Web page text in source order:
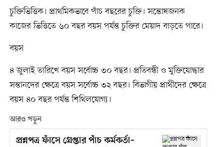
চুক্তিভিত্তিক। প্রাথমিকভাবে পাঁচ বছরের চুক্তি। সন্তোষজনক
কাজের ভিত্তিতে ৬০ বছর বয়স পর্যন্ত চুক্তির মেয়াদ বাড়তে পারে।
বয়স
৪ জুলাই তারিখে বয়স সর্বোচ্চ ৩০ বছর। প্রতিবন্ধী ও মুক্তিযোদ্ধার
সন্তানদের ক্ষেত্রে বয়স সর্বোচ্চ ৩২ বছর। বিভাগীয় প্রার্থীদের ক্ষেত্রে
বয়স ৪০ বছর পর্যন্ত শিথিলযোগ্য।
আরও পড়ুন
প্রশ্নপত্র ফাঁসে গ্রেপ্তার পাঁচ কর্মকর্তা–